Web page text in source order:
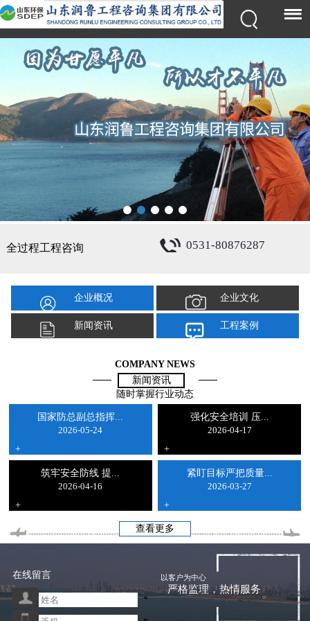
全过程工程咨询 0531-80876287
企业概况 企业文化
新闻资讯 工程案例
COMPANY NEWS
新闻资讯
随时掌握行业动态
国家防总副总指挥...
2026-05-24
+
强化安全培训 压...
2026-04-17
+
筑牢安全防线 提...
2026-04-16
+
紧盯目标严把质量...
2026-03-27
+
查看更多
在线留言
*
以客户为中心
严格监理，热情服务